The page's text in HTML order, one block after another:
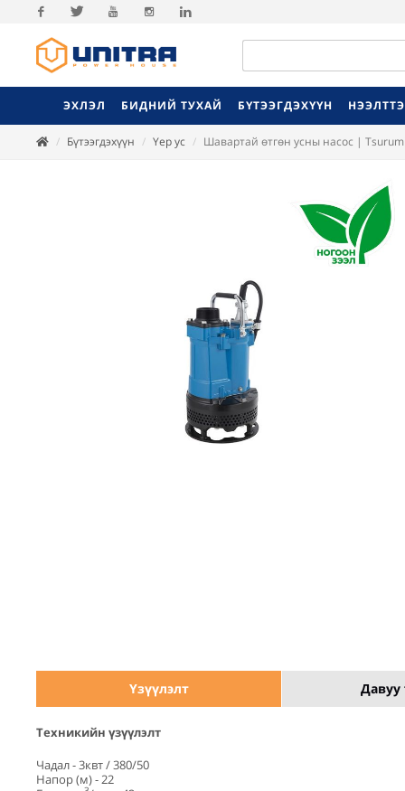
Facebook
ЭХЛЭЛ БИДНИЙ ТУХАЙ БҮТЭЭГДЭХҮҮН
Бүтээгдэхүүн Үер ус Шавартай өтгөн усны насос |
Үзүүлэлт Давуу
Техникийн үзүүлэлт
Чадал - 3квт / 380/50
Напор (м) - 22